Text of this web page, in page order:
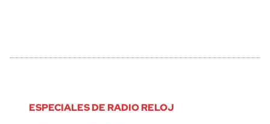
ESPECIALES DE RADIO RELOJ